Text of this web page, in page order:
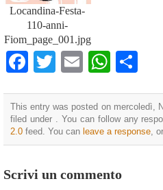
Locandina-Festa-
110-anni-
Fiom_page_001.jpg
Facebook
TwitterEmail
This entry was posted on mercoledì,
filed under . You can follow any
2.0 feed. You can leave a response ,
Scrivi un commento